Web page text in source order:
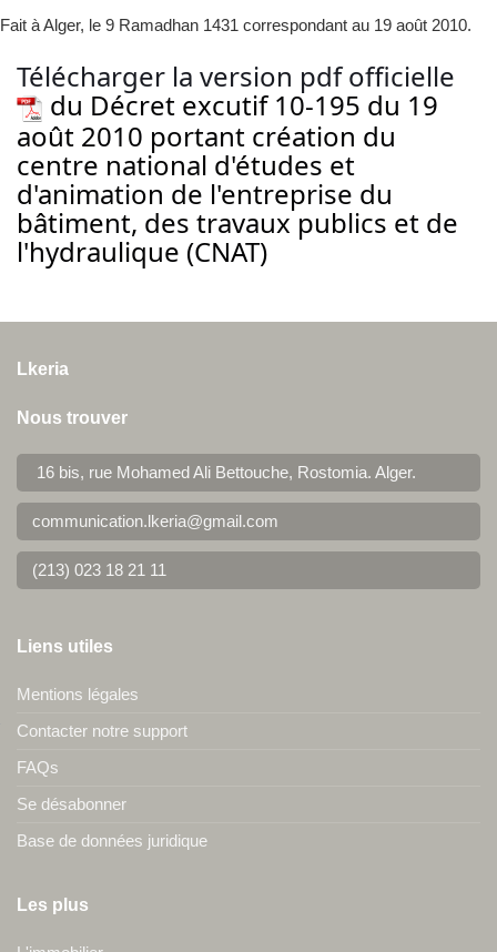
Fait à Alger, le 9 Ramadhan 1431 correspondant au 19 août 2010.
Télécharger la version pdf officielle
du Décret excutif 10-195 du 19
août 2010 portant création du
centre national d'études et
d'animation de l'entreprise du
bâtiment, des travaux publics et de
l'hydraulique (CNAT)
Lkeria
Nous trouver
16 bis, rue Mohamed Ali Bettouche, Rostomia. Alger.
communication.lkeria@gmail.com
(213) 023 18 21 11
Liens utiles
Mentions légales
Contacter notre support
FAQs
Se désabonner
Base de données juridique
Les plus